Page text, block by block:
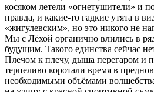
косяком летели «огнетушители» и
правда, и какие-то гадкие утята в
«жигулевским», но это никого не
Мы с Лёхой органично влились в
будущим. Такого единства сейчас
Плечом к плечу, дыша перегаром и
терпеливо коротали время в
необходимыми объёмами